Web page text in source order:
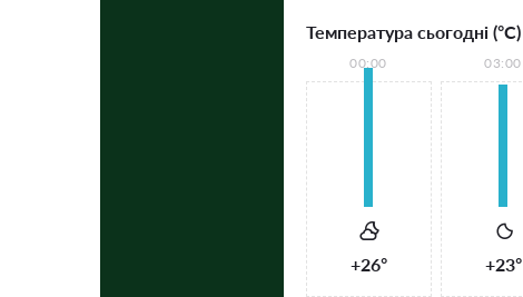
Температура сьогодні (°С)
00:00
+26°
03:00
+23°